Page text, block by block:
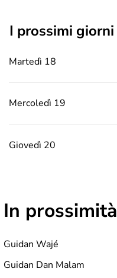
i prossimi giorni
Martedì 18
Mercoledì 19
Giovedì 20
In prossimità
Guidan Wajé
Guidan Dan Malam